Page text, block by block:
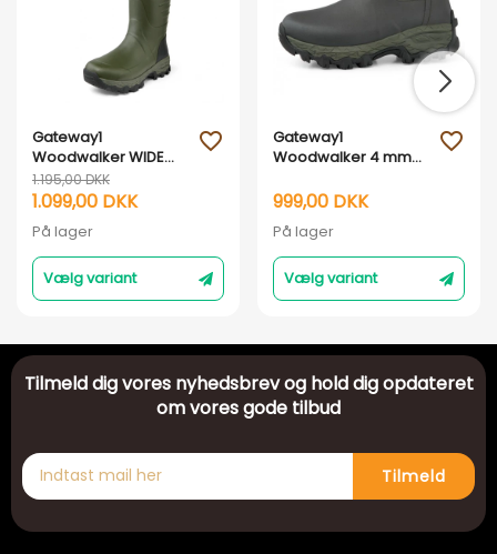
Gateway1
Woodwalker WIDE
-18" 4 mm neopren
fold-down jagtstøvler
1.195,00 DKK
1.099,00 DKK
På lager
Vælg variant
favorite_outline
Gateway1
Woodwalker 4 mm
jagtstøvler - Forest
999,00 DKK
På lager
Vælg variant
favorite_outline
Tilmeld dig vores nyhedsbrev og hold dig opdateret
om vores gode tilbud
Tilmeld